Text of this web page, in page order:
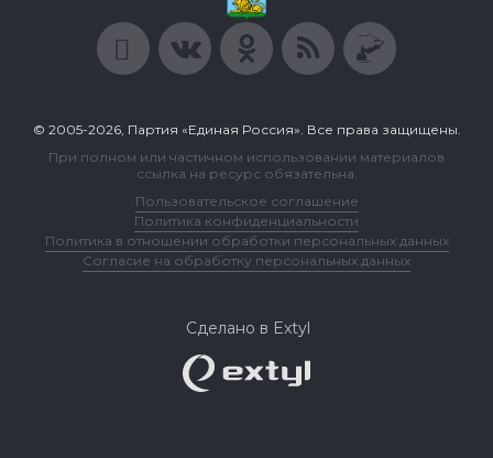
© 2005-2026, Партия «Единая Россия». Все права защищены.
При полном или частичном использовании материалов
ссылка на ресурс обязательна.
Пользовательское соглашение
Политика конфиденциальности
Политика в отношении обработки персональных данных
Согласие на обработку персональных данных
Сделано в Extyl